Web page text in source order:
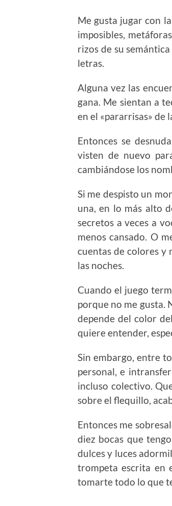
Me gusta jugar con
imposibles,
rizos de su
letras.
Alguna vez las
gana. Me sientan a
en el «pararrisas» de
Entonces se
visten de nuevo
cambiándose los
Si me despisto un
una, en lo más alto
secretos a veces a
menos cansado. O
cuentas de colores y
las noches.
Cuando el juego
porque no me gusta.
depende del color
quiere entender,
Sin embargo, entre
personal, e
incluso colectivo.
sobre el flequillo,
Entonces me
diez bocas que
dulces y luces
trompeta escrita en
tomarte todo lo que